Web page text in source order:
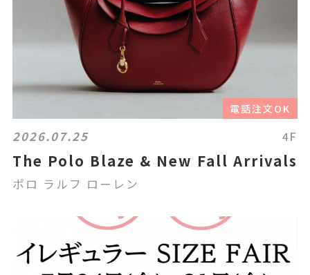
電話注文OK
2026.07.25 4F
The Polo Blaze & New Fall Arrivals
ポロ ラルフ ローレン